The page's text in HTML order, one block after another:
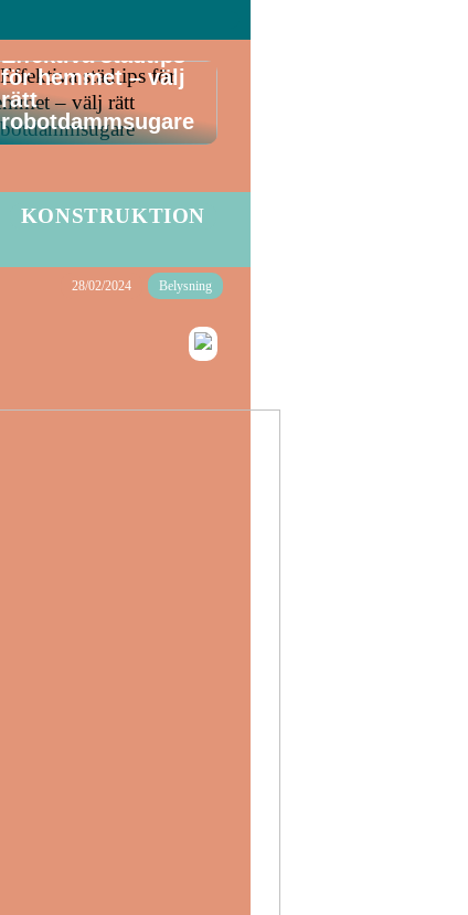
Effektiva städtips
för hemmet – välj
rätt
robotdammsugare
KONSTRUKTION
28/02/2024 Belysning